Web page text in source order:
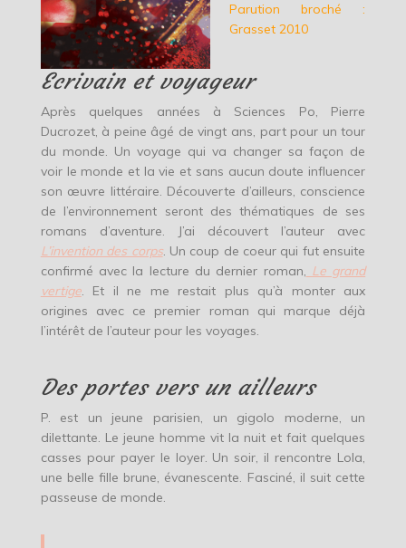
Parution broché :
Grasset 2010
Ecrivain et voyageur
Après quelques années à Sciences Po, Pierre
Ducrozet, à peine âgé de vingt ans, part pour un tour
du monde. Un voyage qui va changer sa façon de
voir le monde et la vie et sans aucun doute influencer
son œuvre littéraire. Découverte d’ailleurs, conscience
de l’environnement seront des thématiques de ses
romans d’aventure. J’ai découvert l’auteur avec
L’invention des corps. Un coup de coeur qui fut ensuite
confirmé avec la lecture du dernier roman, Le grand
vertige. Et il ne me restait plus qu’à monter aux
origines avec ce premier roman qui marque déjà
l’intérêt de l’auteur pour les voyages.
Des portes vers un ailleurs
P. est un jeune parisien, un gigolo moderne, un
dilettante. Le jeune homme vit la nuit et fait quelques
casses pour payer le loyer. Un soir, il rencontre Lola,
une belle fille brune, évanescente. Fasciné, il suit cette
passeuse de monde.